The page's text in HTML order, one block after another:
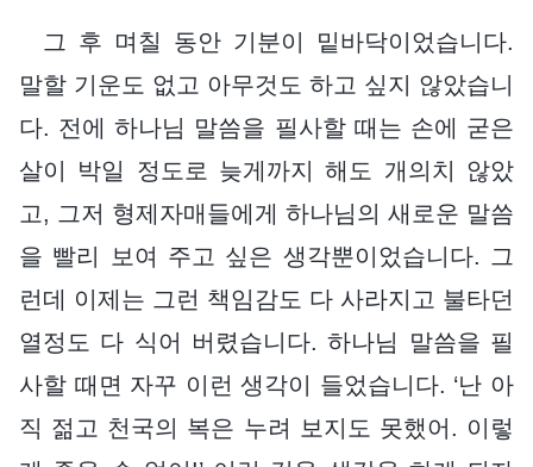
그 후 며칠 동안 기분이 밑바닥이었습니다.
말할 기운도 없고 아무것도 하고 싶지 않았습니
다. 전에 하나님 말씀을 필사할 때는 손에 굳은
살이 박일 정도로 늦게까지 해도 개의치 않았
고, 그저 형제자매들에게 하나님의 새로운 말씀
을 빨리 보여 주고 싶은 생각뿐이었습니다. 그
런데 이제는 그런 책임감도 다 사라지고 불타던
열정도 다 식어 버렸습니다. 하나님 말씀을 필
사할 때면 자꾸 이런 생각이 들었습니다. ‘난 아
직 젊고 천국의 복은 누려 보지도 못했어. 이렇